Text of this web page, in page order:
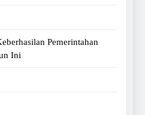
Pemerintahan
Ini